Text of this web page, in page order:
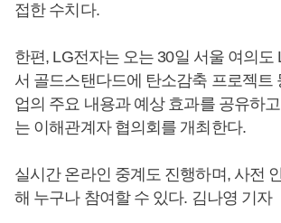
접한 수치다.
한편, LG전자는 오는 30일 서울 여의도
서 골드스탠다드에 탄소감축 프로젝트
업의 주요 내용과 예상 효과를 공유하
는 이해관계자 협의회를 개최한다.
실시간 온라인 중계도 진행하며, 사전
해 누구나 참여할 수 있다. 김나영 기자